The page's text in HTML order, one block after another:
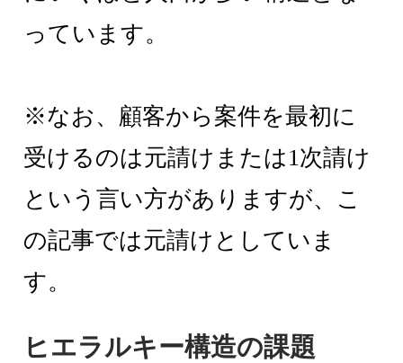
っています。
※なお、顧客から案件を最初に
受けるのは元請けまたは1次請け
という言い方がありますが、こ
の記事では元請けとしていま
す。
ヒエラルキー構造の課題